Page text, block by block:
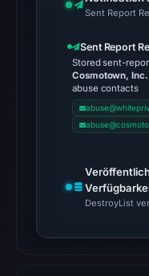
Sent Report
Sent Report
Stored sent-
Cosmotown, Inc.
abuse contacts
DestroyList